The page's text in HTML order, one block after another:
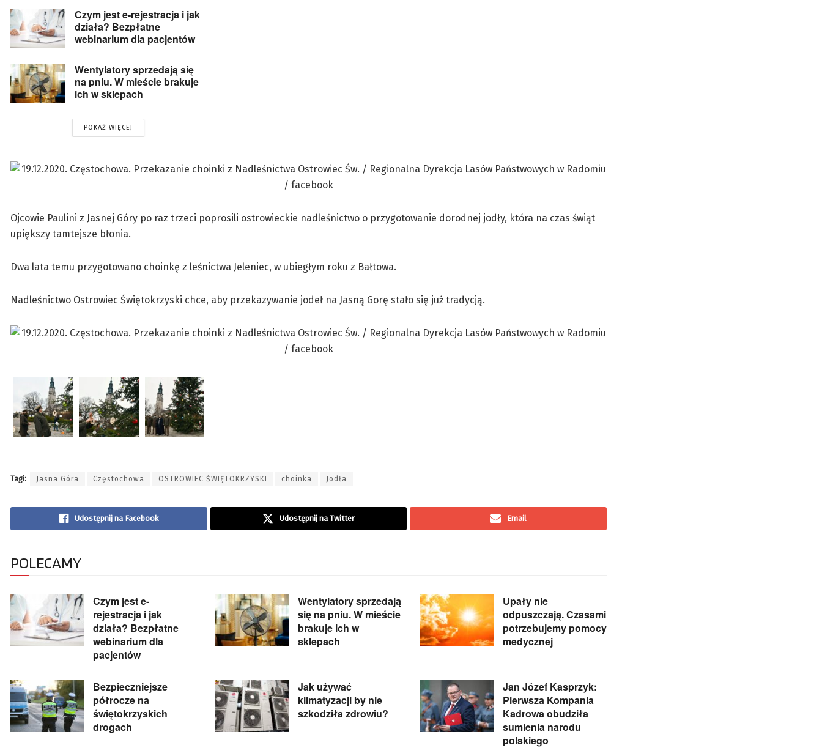
Czym jest e-rejestracja i jak
działa? Bezpłatne
webinarium dla pacjentów
Wentylatory sprzedają się
na pniu. W mieście brakuje
ich w sklepach
POKAŻ WIĘCEJ
Ojcowie Paulini z Jasnej Góry po raz trzeci poprosili ostrowieckie nadleśnictwo o przygotowanie dorodnej jodły, która na czas świąt
upiększy tamtejsze błonia.
Dwa lata temu przygotowano choinkę z leśnictwa Jeleniec, w ubiegłym roku z Bałtowa.
Nadleśnictwo Ostrowiec Świętokrzyski chce, aby przekazywanie jodeł na Jasną Gorę stało się już tradycją.
Tagi: Jasna Góra Częstochowa OSTROWIEC ŚWIĘTOKRZYSKI choinka Jodła
Udostępnij na Facebook Udostępnij na Twitter Email
POLECAMY
Czym jest e-
rejestracja i jak
działa? Bezpłatne
webinarium dla
pacjentów
Wentylatory sprzedają
się na pniu. W mieście
brakuje ich w
sklepach
Upały nie
odpuszczają. Czasami
potrzebujemy pomocy
medycznej
Bezpieczniejsze
półrocze na
świętokrzyskich
drogach
Jak używać
klimatyzacji by nie
szkodziła zdrowiu?
Jan Józef Kasprzyk:
Pierwsza Kompania
Kadrowa obudziła
sumienia narodu
polskiego